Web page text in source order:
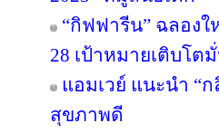
“กิฟฟารีน” ฉลอง
28 เป้าหมายเติบโต
แอมเวย์ แนะนำ “
สุขภาพดี